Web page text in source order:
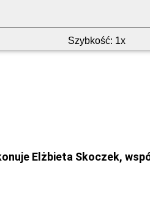
Szybkość: 1x
Elżbieta Skoczek,